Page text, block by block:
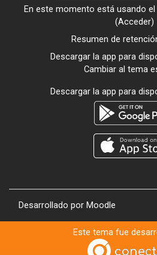
En este momento está usando
(Acceder)
Resumen de
Descargar la app para
Cambiar al tema
Descargar la app para
Desarrollado por Moodle
Este tema fue